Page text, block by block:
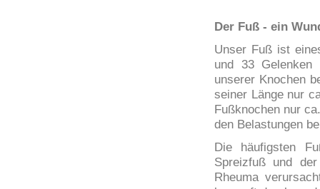
Der Fuß - ein
Unser Fuß ist
und 33 Gelenken
unserer Knochen
seiner Länge nur
Fußknochen nur
den Belastungen
Die häufigsten
Spreizfuß und
Rheuma